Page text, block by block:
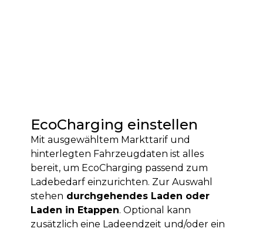
EcoCharging einstellen
Mit ausgewähltem Markttarif und
hinterlegten Fahrzeugdaten ist alles
bereit, um EcoCharging passend zum
Ladebedarf einzurichten. Zur Auswahl
stehen durchgehendes Laden oder
Laden in Etappen. Optional kann
zusätzlich eine Ladeendzeit und/oder ein